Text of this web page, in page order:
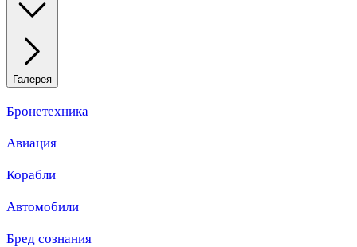
Галерея
Бронетехника
Авиация
Корабли
Автомобили
Бред сознания